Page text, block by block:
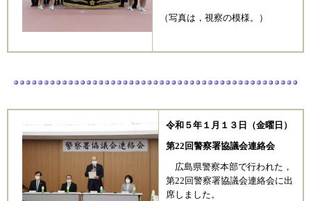
（写真は，視察の模様。）
令和５年１月１３ 日（金曜日）
第22回警察署協議会連絡会
広島県警察本部で行われた，
第22回警察署協議会連絡会に出
席しました。